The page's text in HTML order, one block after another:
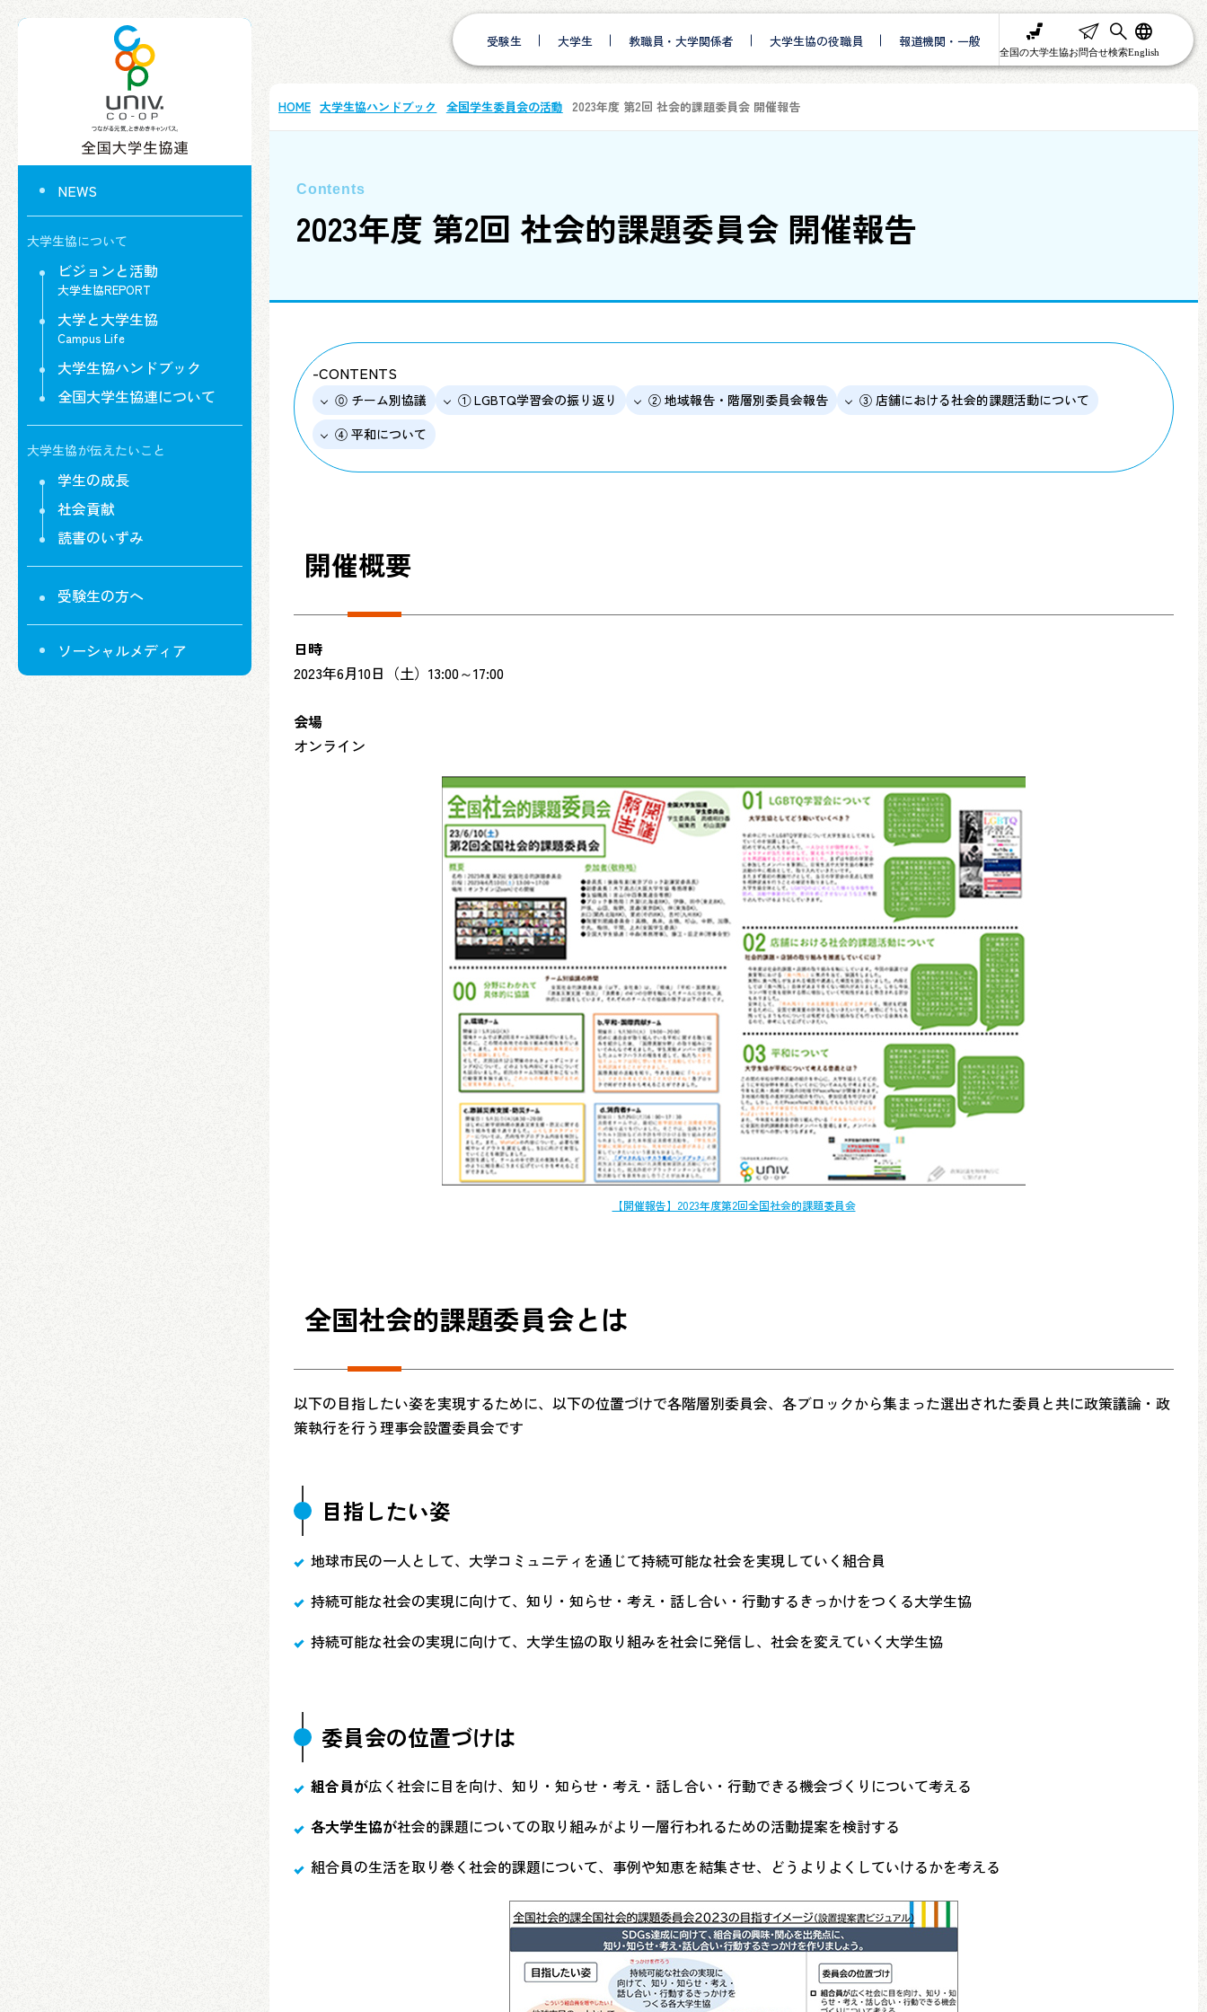
NEWS
大学生協について
ビジョンと活動
大学生協REPORT
大学と大学生協
Campus Life
大学生協ハンドブック
全国大学生協連について
大学生協が伝えたいこと
学生の成長
社会貢献
読書のいずみ
受験生の方へ
ソーシャルメディア
受験生 大学生 教職員・大学関係者 大学生協の役職員 報道機関・一般
全国の大学生協お問合せ検索English
HOME 大学生協ハンドブック 全国学生委員会の活動 2023年度 第2回 社会的課題委員会 開催報告
2023年度 第2回 社会的課題委員会 開催報告
-CONTENTS
⓪ チーム別協議 ① LGBTQ学習会の振り返り ② 地域報告・階層別委員会報告
③ 店舗における社会的課題活動について
④ 平和について
開催概要
日時
2023年6月10日（土）13:00～17:00
会場
オンライン
【開催報告】2023年度第2回全国社会的課題委員会
全国社会的課題委員会とは
以下の目指したい姿を実現するために、以下の位置づけで各階層別委員会、各ブロックから集まった選出された委員と共に政策議論・政
策執行を行う理事会設置委員会です
目指したい姿
地球市民の一人として、大学コミュニティを通じて持続可能な社会を実現していく組合員
持続可能な社会の実現に向けて、知り・知らせ・考え・話し合い・行動するきっかけをつくる大学生協
持続可能な社会の実現に向けて、大学生協の取り組みを社会に発信し、社会を変えていく大学生協
委員会の位置づけは
組合員が広く社会に目を向け、知り・知らせ・考え・話し合い・行動できる機会づくりについて考える
各大学生協が社会的課題についての取り組みがより一層行われるための活動提案を検討する
組合員の生活を取り巻く社会的課題について、事例や知恵を結集させ、どうよりよくしていけるかを考える